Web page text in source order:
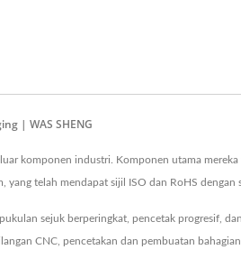
| WAS SHENG
komponen industri. Komponen utama
telah mendapat sijil ISO dan RoHS dengan
sejuk berperingkat, pencetak progresif,
CNC, pencetakan dan pembuatan